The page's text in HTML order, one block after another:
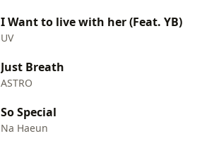
I Want to live with her (Feat. YB)
UV
Just Breath
ASTRO
So Special
Na Haeun